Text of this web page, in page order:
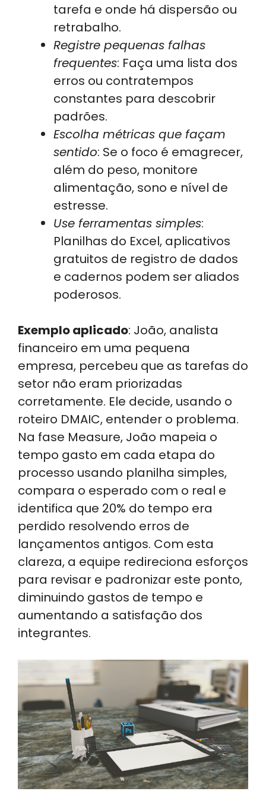
tarefa e onde há dispersão ou
retrabalho.
Registre pequenas falhas
frequentes: Faça uma lista dos
erros ou contratempos
constantes para descobrir
padrões.
Escolha métricas que façam
sentido: Se o foco é emagrecer,
além do peso, monitore
alimentação, sono e nível de
estresse.
Use ferramentas simples:
Planilhas do Excel, aplicativos
gratuitos de registro de dados
e cadernos podem ser aliados
poderosos.
Exemplo aplicado: João, analista
financeiro em uma pequena
empresa, percebeu que as tarefas do
setor não eram priorizadas
corretamente. Ele decide, usando o
roteiro DMAIC, entender o problema.
Na fase Measure, João mapeia o
tempo gasto em cada etapa do
processo usando planilha simples,
compara o esperado com o real e
identifica que 20% do tempo era
perdido resolvendo erros de
lançamentos antigos. Com esta
clareza, a equipe redireciona esforços
para revisar e padronizar este ponto,
diminuindo gastos de tempo e
aumentando a satisfação dos
integrantes.